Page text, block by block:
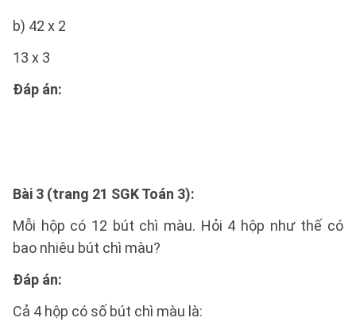
b) 42 x 2
13 x 3
Đáp án:
Bài 3 (trang 21 SGK Toán 3):
Mỗi hộp có 12 bút chì màu. Hỏi 4 hộp như thế có
bao nhiêu bút chì màu?
Đáp án:
Cả 4 hộp có số bút chì màu là: